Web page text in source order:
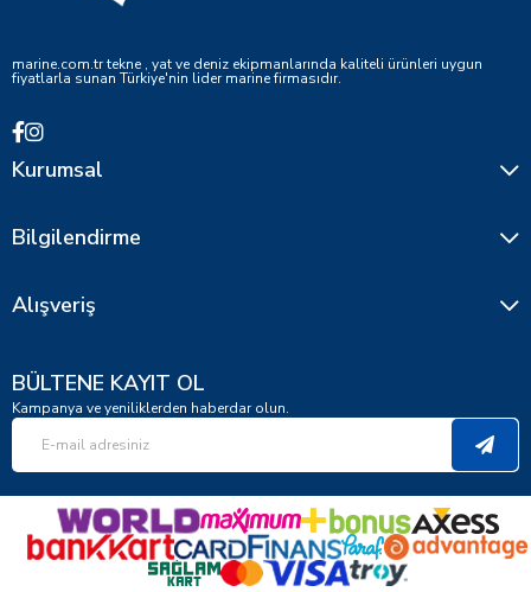
marine.com.tr tekne , yat ve deniz ekipmanlarında kaliteli ürünleri uygun
fiyatlarla sunan Türkiye'nin lider marine firmasıdır.
Kurumsal
Bilgilendirme
Alışveriş
BÜLTENE KAYIT OL
Kampanya ve yeniliklerden haberdar olun.